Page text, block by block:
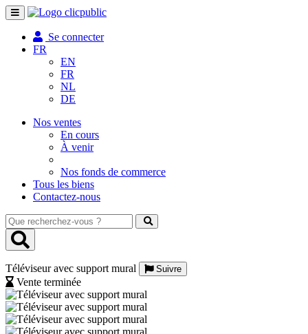
Toggle
navigation
Se connecter
FR
EN
FR
NL
DE
Nos ventes
En cours
À venir
Nos fonds de commerce
Tous les biens
Contactez-nous
Que
recherchez-
vous
Téléviseur avec support mural
Suivre
Vente terminée